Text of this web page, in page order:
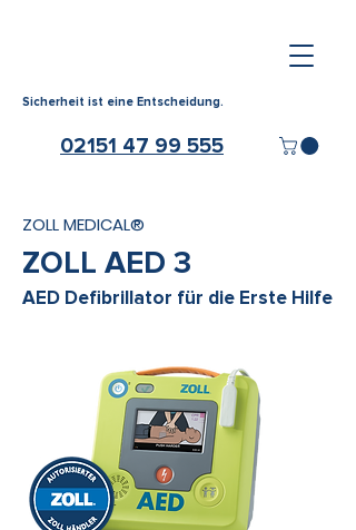
Sicherheit ist eine Entscheidung.
02151 47 99 555
ZOLL MEDICAL®
ZOLL AED 3
AED Defibrillator für die Erste Hilfe